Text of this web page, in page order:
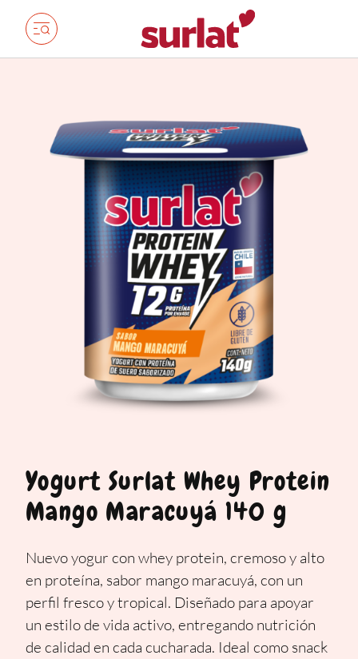
Yogurt Surlat Whey Protein
Mango Maracuyá 140 g
Nuevo yogur con whey protein, cremoso y alto
en proteína, sabor mango maracuyá, con un
perfil fresco y tropical. Diseñado para apoyar
un estilo de vida activo, entregando nutrición
de calidad en cada cucharada. Ideal como snack